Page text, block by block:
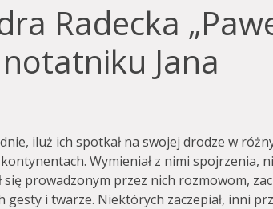
Radecka
Jana
iluż ich spotkał na swojej drodze w
Wymieniał z nimi spojrzenia,
się prowadzonym przez nich rozmowom,
gesty i twarze. Niektórych zaczepiał, inni